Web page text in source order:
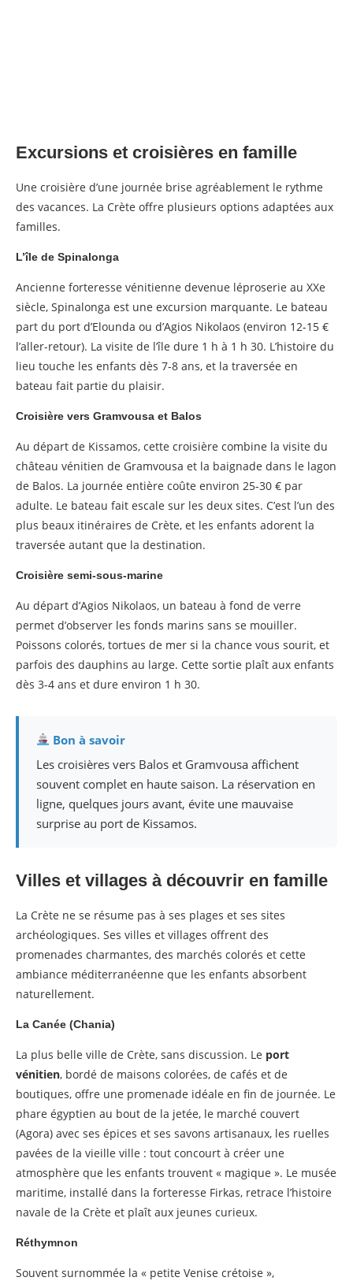
Excursions et croisières en famille
Une croisière d’une journée brise agréablement le rythme
des vacances. La Crète offre plusieurs options adaptées aux
familles.
L’île de Spinalonga
Ancienne forteresse vénitienne devenue léproserie au XXe
siècle, Spinalonga est une excursion marquante. Le bateau
part du port d’Elounda ou d’Agios Nikolaos (environ 12-15 €
l’aller-retour). La visite de l’île dure 1 h à 1 h 30. L’histoire du
lieu touche les enfants dès 7-8 ans, et la traversée en
bateau fait partie du plaisir.
Croisière vers Gramvousa et Balos
Au départ de Kissamos, cette croisière combine la visite du
château vénitien de Gramvousa et la baignade dans le lagon
de Balos. La journée entière coûte environ 25-30 € par
adulte. Le bateau fait escale sur les deux sites. C’est l’un des
plus beaux itinéraires de Crète, et les enfants adorent la
traversée autant que la destination.
Croisière semi-sous-marine
Au départ d’Agios Nikolaos, un bateau à fond de verre
permet d’observer les fonds marins sans se mouiller.
Poissons colorés, tortues de mer si la chance vous sourit, et
parfois des dauphins au large. Cette sortie plaît aux enfants
dès 3-4 ans et dure environ 1 h 30.
Bon à savoir
Les croisières vers Balos et Gramvousa affichent
souvent complet en haute saison. La réservation en
ligne, quelques jours avant, évite une mauvaise
surprise au port de Kissamos.
Villes et villages à découvrir en famille
La Crète ne se résume pas à ses plages et ses sites
archéologiques. Ses villes et villages offrent des
promenades charmantes, des marchés colorés et cette
ambiance méditerranéenne que les enfants absorbent
naturellement.
La Canée (Chania)
La plus belle ville de Crète, sans discussion. Le port
vénitien, bordé de maisons colorées, de cafés et de
boutiques, offre une promenade idéale en fin de journée. Le
phare égyptien au bout de la jetée, le marché couvert
(Agora) avec ses épices et ses savons artisanaux, les ruelles
pavées de la vieille ville : tout concourt à créer une
atmosphère que les enfants trouvent « magique ». Le musée
maritime, installé dans la forteresse Firkas, retrace l’histoire
navale de la Crète et plaît aux jeunes curieux.
Réthymnon
Souvent surnommée la « petite Venise crétoise »,